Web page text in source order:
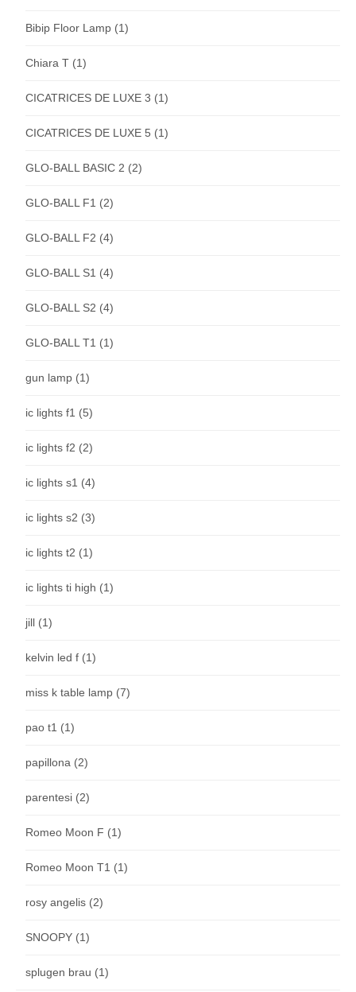
Bibip Floor Lamp (1)
Chiara T (1)
CICATRICES DE LUXE 3 (1)
CICATRICES DE LUXE 5 (1)
GLO-BALL BASIC 2 (2)
GLO-BALL F1 (2)
GLO-BALL F2 (4)
GLO-BALL S1 (4)
GLO-BALL S2 (4)
GLO-BALL T1 (1)
gun lamp (1)
ic lights f1 (5)
ic lights f2 (2)
ic lights s1 (4)
ic lights s2 (3)
ic lights t2 (1)
ic lights ti high (1)
jill (1)
kelvin led f (1)
miss k table lamp (7)
pao t1 (1)
papillona (2)
parentesi (2)
Romeo Moon F (1)
Romeo Moon T1 (1)
rosy angelis (2)
SNOOPY (1)
splugen brau (1)